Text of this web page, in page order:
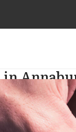
in